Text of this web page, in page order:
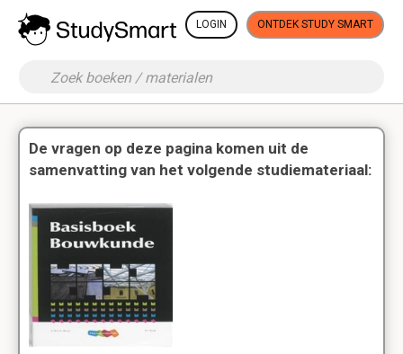
LOGIN ONTDEK STUDY SMART
De vragen op deze pagina komen uit de
samenvatting van het volgende studiemateriaal: